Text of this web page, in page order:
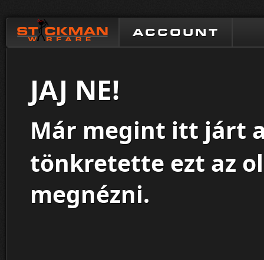
ACCOUNT
JAJ NE!
Már megint itt járt
tönkretette ezt az
megnézni.